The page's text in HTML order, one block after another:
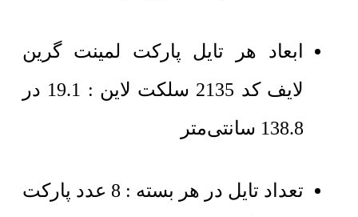
ابعاد هر تایل پارکت لمینت گرین
لایف کد 2135 سلکت لاین : 19.1 در
138.8 سانتی‌متر
تعداد تایل در هر بسته : 8 عدد پارکت